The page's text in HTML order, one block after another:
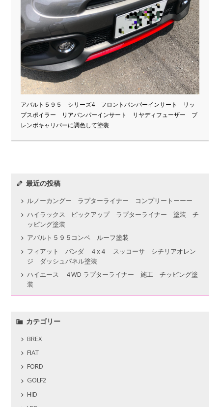
アバルト５９５ シリーズ4 フロントバンパーインサート リッ
プスポイラー リアバンパーインサート リヤディフューザー ブ
レンボキャリパーに調色して塗装
最近の投稿
ルノーカングー ラプターライナー コンプリートーーー
ハイラックス ピックアップ ラプターライナー 塗装 チ
ッピング塗装
アバルト５９５コンペ ルーフ塗装
フィアット パンダ ４x４ スッコーサ シチリアオレン
ジ ダッシュパネル塗装
ハイエース ４WD ラプターライナー 施工 チッピング塗
装
カテゴリー
BREX
FIAT
FORD
GOLF2
HID